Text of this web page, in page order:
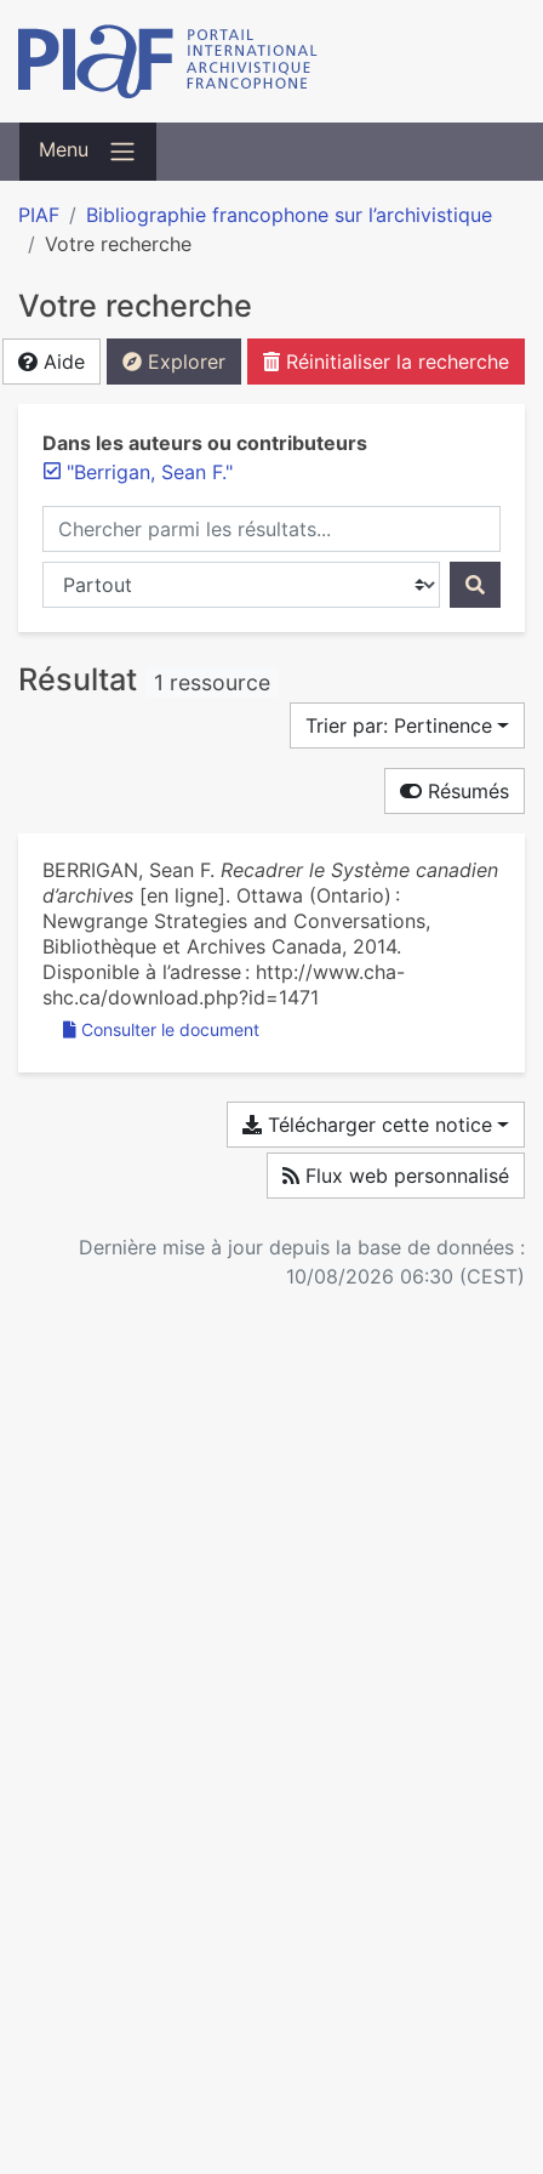
Menu
PIAF
Bibliographie francophone sur l’archivistique
Votre recherche
Votre recherche
Aide Explorer Réinitialiser la recherche
Dans les auteurs ou contributeurs
"Berrigan, Sean F."
Chercher parmi les résultats...
Chercher dans...
Résultat 1 ressource
Trier par: Pertinence
Résumés
BERRIGAN, Sean F. Recadrer le Système canadien
d’archives [en ligne]. Ottawa (Ontario) :
Newgrange Strategies and Conversations,
Bibliothèque et Archives Canada, 2014.
Disponible à l’adresse : http://www.cha-
shc.ca/download.php?id=1471
Consulter le document
Télécharger cette notice
Flux web personnalisé
Dernière mise à jour depuis la base de données :
10/08/2026 06:30 (CEST)